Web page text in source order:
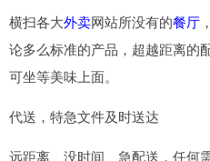
横扫各大外卖网站所没有的餐厅
论多么标准的产品，超越距离的
可坐等美味上面。
代送，特急文件及时送达
远距离、没时间、急配送，任何